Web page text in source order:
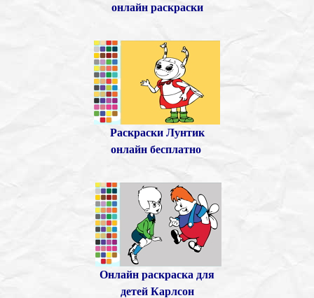
онлайн раскраски
Раскраски Лунтик
онлайн бесплатно
Онлайн раскраска для
детей Карлсон